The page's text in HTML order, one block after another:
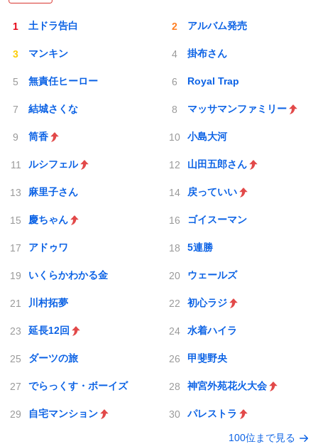
土ドラ告白 アルバム発売
マンキン 掛布さん
無責任ヒーロー Royal Trap
結城さくな マッサマンファミリー
筒香 小島大河
ルシフェル 山田五郎さん
麻里子さん 戻っていい
慶ちゃん ゴイスーマン
アドゥワ 5連勝
いくらかわかる金 ウェールズ
川村拓夢 初心ラジ
延長12回 水着ハイラ
ダーツの旅 甲斐野央
でらっくす・ボーイズ 神宮外苑花火大会
自宅マンション パレストラ
100位まで見る